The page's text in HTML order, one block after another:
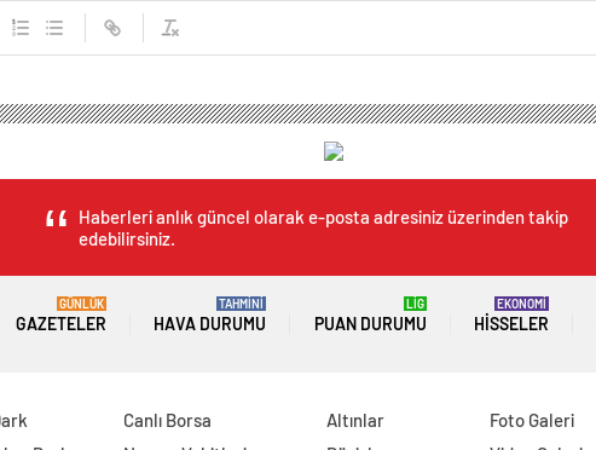
Haberleri anlık güncel olarak e-posta adresiniz üzerinden takip
edebilirsiniz.
GAZETELER
GÜNLÜK
HAVA DURUMU
TAHMİNİ
PUAN DURUMU
LİG
HISSELER
EKONOMİ
Canlı Borsa
Altınlar
Foto Galeri